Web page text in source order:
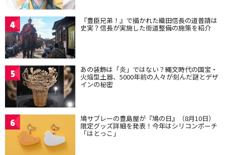
4 『豊臣兄弟！』で描かれた織田信長の道普請は
史実？信長が実施した街道整備の施策を紹介
5 あの装飾は「炎」ではない？縄文時代の国宝・
火焔型土器、5000年前の人々が刻んだ謎とデザ
インの秘密
6 鳩サブレーの豊島屋が『鳩の日』（8月10日）
限定グッズ詳細を発表！今年はシリコンポーチ
「はとっこ」